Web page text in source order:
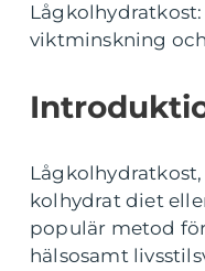
viktminskning
kolhydrat diet
populär metod
hälsosamt